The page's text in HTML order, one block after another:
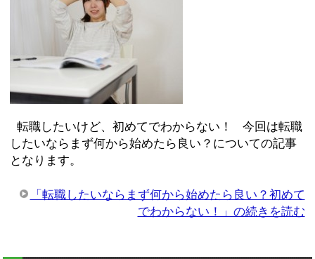
転職したいけど、初めてでわからない！ 今回は転職
したいならまず何から始めたら良い？についての記事
となります。
「転職したいならまず何から始めたら良い？初めて
でわからない！」の続きを読む